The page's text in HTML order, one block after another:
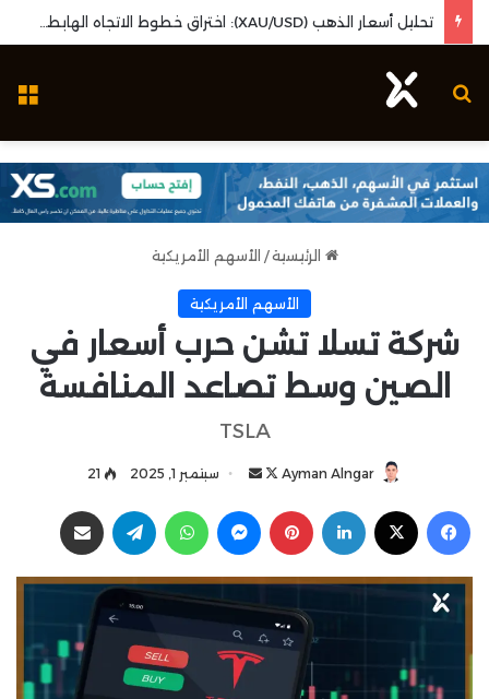
تحليل أسعار الذهب (XAU/USD): اختراق خطوط الاتجاه الهابطة وزخم بيانات البطالة الأمريكية
بحث عن
الرئيسية / الأسهم الأمريكية
الأسهم الأمريكية
شركة تسلا تشن حرب أسعار في
الصين وسط تصاعد المنافسة
TSLA
Ayman Alngar
ت
ب
ع
ع
ى
X
س
ل
ب
ر
د
سبتمبر 1, 2025 21